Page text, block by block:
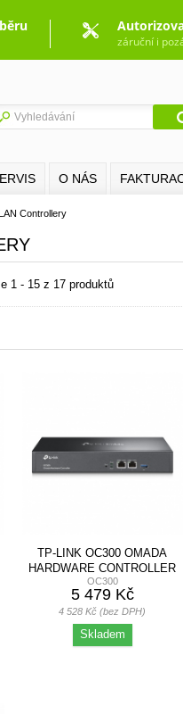
záruční i
O NÁS
Controllery
1 - 15 z 17 produktů
TP-LINK OC300 OMADA
HARDWARE CONTROLLER
OMADA SDN
OC300
5 479 Kč
4 528 Kč (bez DPH)
Skladem